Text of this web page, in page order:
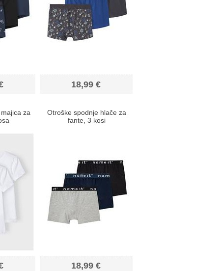
18,99 €
za
Otroške spodnje hlače za
fante, 3 kosi
18,99 €